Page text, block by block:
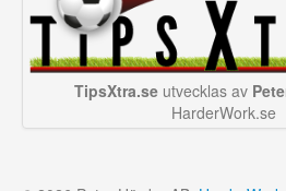
TipsXtra.seutvecklas av
HarderWork.se